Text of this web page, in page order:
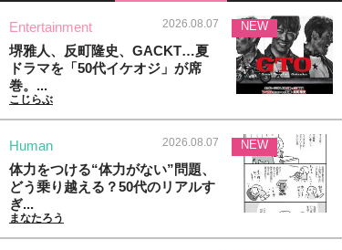
Entertainment 2026.08.07
堺雅人、反町隆史、GACKT…夏
ドラマを「50代イケオジ」が席
巻。...
こじらぶ
NEW
Human 2026.08.07
体力をつける“体力がない”問題、
どう乗り越える？50代のリアルす
ぎ...
まなたろう
NEW